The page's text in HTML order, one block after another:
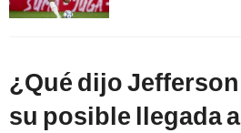
¿Qué dijo
su posible llegada